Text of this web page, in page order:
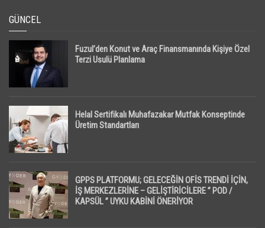
GÜNCEL
Fuzul’den Konut ve Araç Finansmanında Kişiye Özel
Terzi Usulü Planlama
Helal Sertifikalı Muhafazakar Mutfak Konseptinde
Üretim Standartları
GPPS PLATFORMU; GELECEĞİN OFİS TRENDİ İÇİN,
İŞ MERKEZLERİNE – GELİŞTİRİCİLERE ” POD /
KAPSÜL ” UYKU KABİNİ ÖNERİYOR